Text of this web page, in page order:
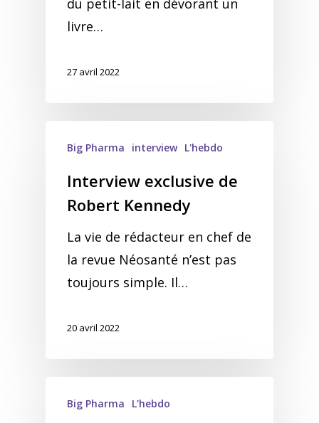
du petit-lait en dévorant un
livre…
27 avril 2022
Big Pharma interview L'hebdo
Interview exclusive de
Robert Kennedy
La vie de rédacteur en chef de
la revue Néosanté n’est pas
toujours simple. Il…
20 avril 2022
Big Pharma L'hebdo